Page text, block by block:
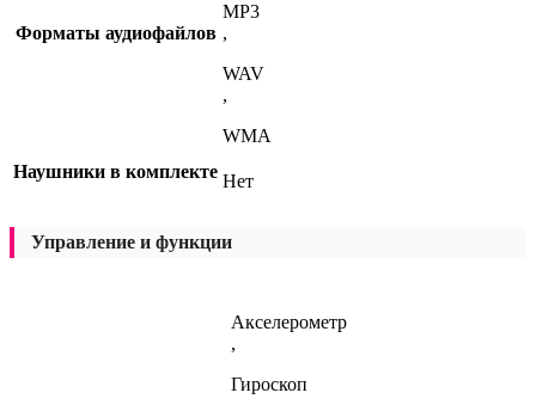
Форматы аудиофайлов
MP3
,
WAV
,
WMA
Наушники в комплекте Нет
Управление и функции
Акселерометр
,
Гироскоп